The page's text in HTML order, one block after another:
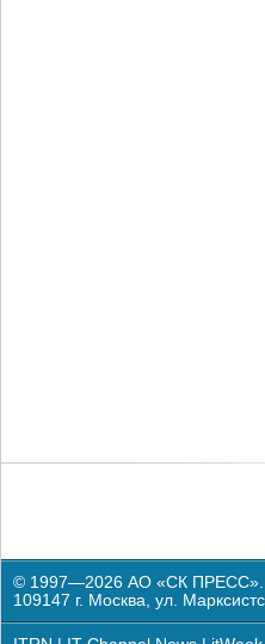
© 1997—2026 АО «СК ПРЕСС».
109147 г. Москва, ул.